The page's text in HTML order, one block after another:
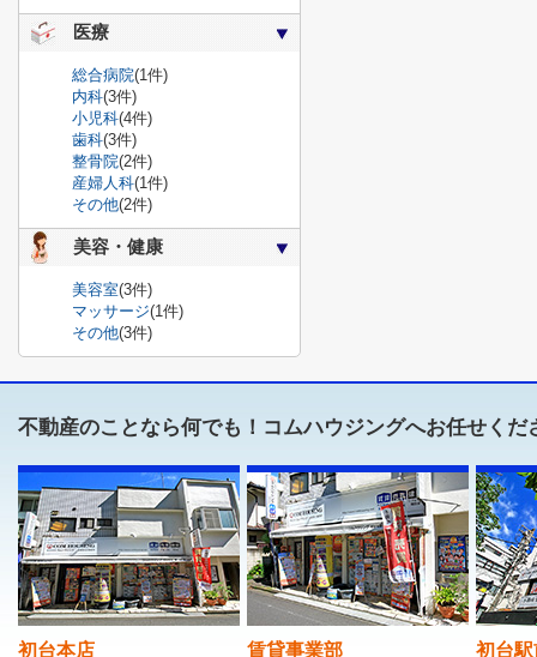
医療
総合病院(1件)
内科(3件)
小児科(4件)
歯科(3件)
整骨院(2件)
産婦人科(1件)
その他(2件)
美容・健康
美容室(3件)
マッサージ(1件)
その他(3件)
不動産のことなら何でも！コムハウジングへお任せくだ
初台本店 賃貸事業部 初台